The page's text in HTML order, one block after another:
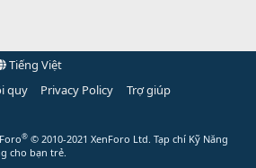
Tiếng Việt
quy Privacy Policy
Trợ giúp
® © 2010-2021 XenForo Ltd. Tạp chí Kỹ Năng
cho bạn trẻ.